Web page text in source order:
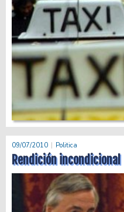
09/07/2010 Politica
Rendición incondicional